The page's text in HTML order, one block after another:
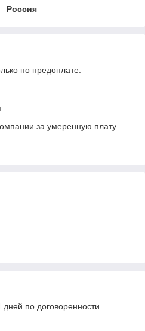
Россия
по предоплате.
за умеренную плату
дней по договоренности